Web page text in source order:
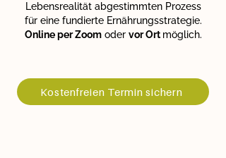
Lebensrealität abgestimmten Prozess
für eine fundierte Ernährungsstrategie.
Online per Zoomoder vor Ort möglich.
Kostenfreien Termin sichern